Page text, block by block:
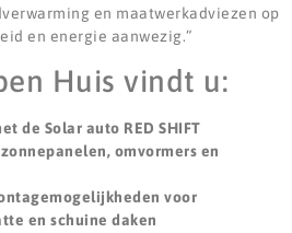
en maatwerkadviezen op
en energie aanwezig.”
Huis vindt u:
de Solar auto RED SHIFT
omvormers en
voor
en schuine daken